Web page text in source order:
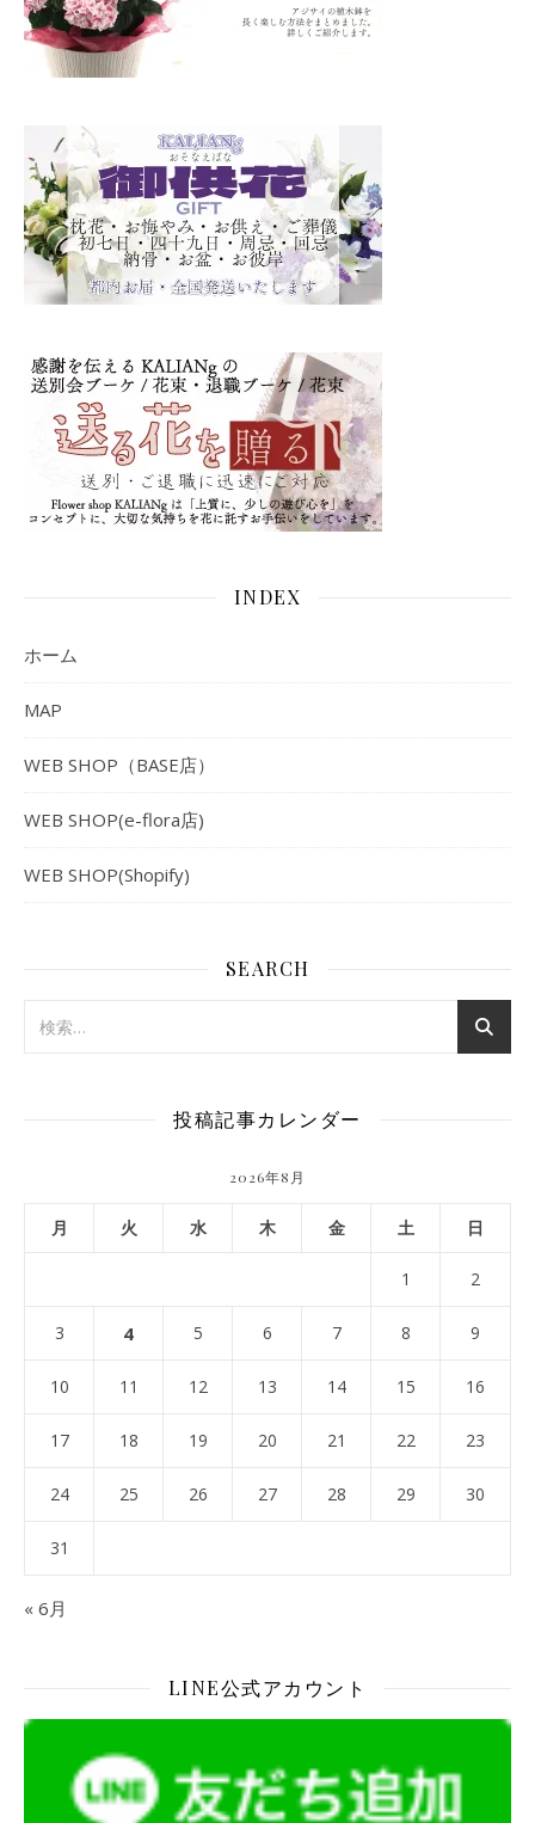
INDEX
ホーム
MAP
WEB SHOP（BASE店）
WEB SHOP(e-flora店)
WEB SHOP(Shopify)
SEARCH
投稿記事カレンダー
2026年8月
月 火 水 木 金 土 日
1 2
3 4 5 6 7 8 9
10 11 12 13 14 15 16
17 18 19 20 21 22 23
24 25 26 27 28 29 30
31
« 6月
LINE公式アカウント